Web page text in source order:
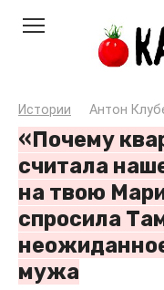
Истории Антон
«Почему
считала
на твою
спросила
мужа